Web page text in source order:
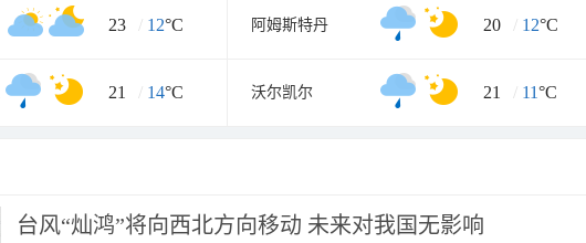
23 / 12°C 阿姆斯特丹 20 / 12°C
21 / 14°C 沃尔凯尔 21 / 11°C
台风“灿鸿”将向西北方向移动 未来对我国无影响